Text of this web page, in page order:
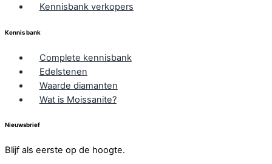
Kennisbank verkopers
Kennis bank
Complete kennisbank
Edelstenen
Waarde diamanten
Wat is Moissanite?
Nieuwsbrief
Blijf als eerste op de hoogte.